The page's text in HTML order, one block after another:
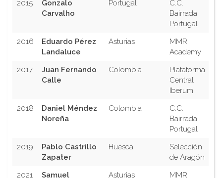
2015
Gonzalo
Carvalho
Portugal
C.C.
Bairrada
Portugal
2016
Eduardo Pérez
Landaluce
Asturias
MMR
Academy
2017
Juan Fernando
Calle
Colombia
Plataforma
Central
Iberum
2018
Daniel Méndez
Noreña
Colombia
C.C.
Bairrada
Portugal
2019
Pablo Castrillo
Zapater
Huesca
Selección
de Aragón
2021
Samuel
Asturias
MMR